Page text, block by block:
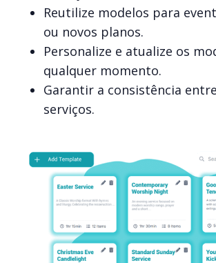
Reutilize modelos para
ou novos planos.
Personalize e atualize os
qualquer momento.
Garantir a consistência
serviços.